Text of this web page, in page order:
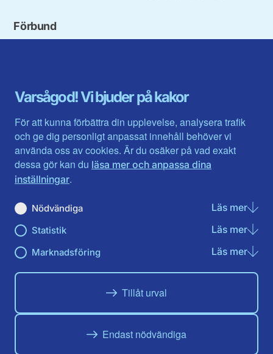
Varsågod! Vi bjuder på kakor
För att kunna förbättra din upplevelse, analysera trafik
och ge dig personligt anpassat innehåll behöver vi
använda oss av cookies. Är du osäker på vad exakt
dessa gör kan du läsa mer och anpassa dina
inställningar.
Nödvändiga Läs merom
Statistik Läs merom
Marknadsföring Läs merom
Tillåt urval
Endast nödvändiga
Förbund
Gävleborg
Halland
Jämtlands län
Jönköpings län
Kalmar län
Kronobergs län
Norrbotten
Skåne län
Värmlands län
Västerbotten
Västra Götaland
Västernorrland
Västmanland
Örebro län
Östergötland
Du hittar oss här på sociala medier
Facebook
Instagram